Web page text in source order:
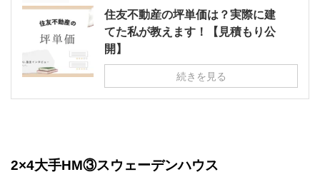
住友不動産の坪単価は？実際に建
てた私が教えます！【見積もり公
開】
続きを見る
2×4大手HM③スウェーデンハウス